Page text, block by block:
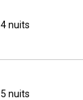
4 nuits
5 nuits